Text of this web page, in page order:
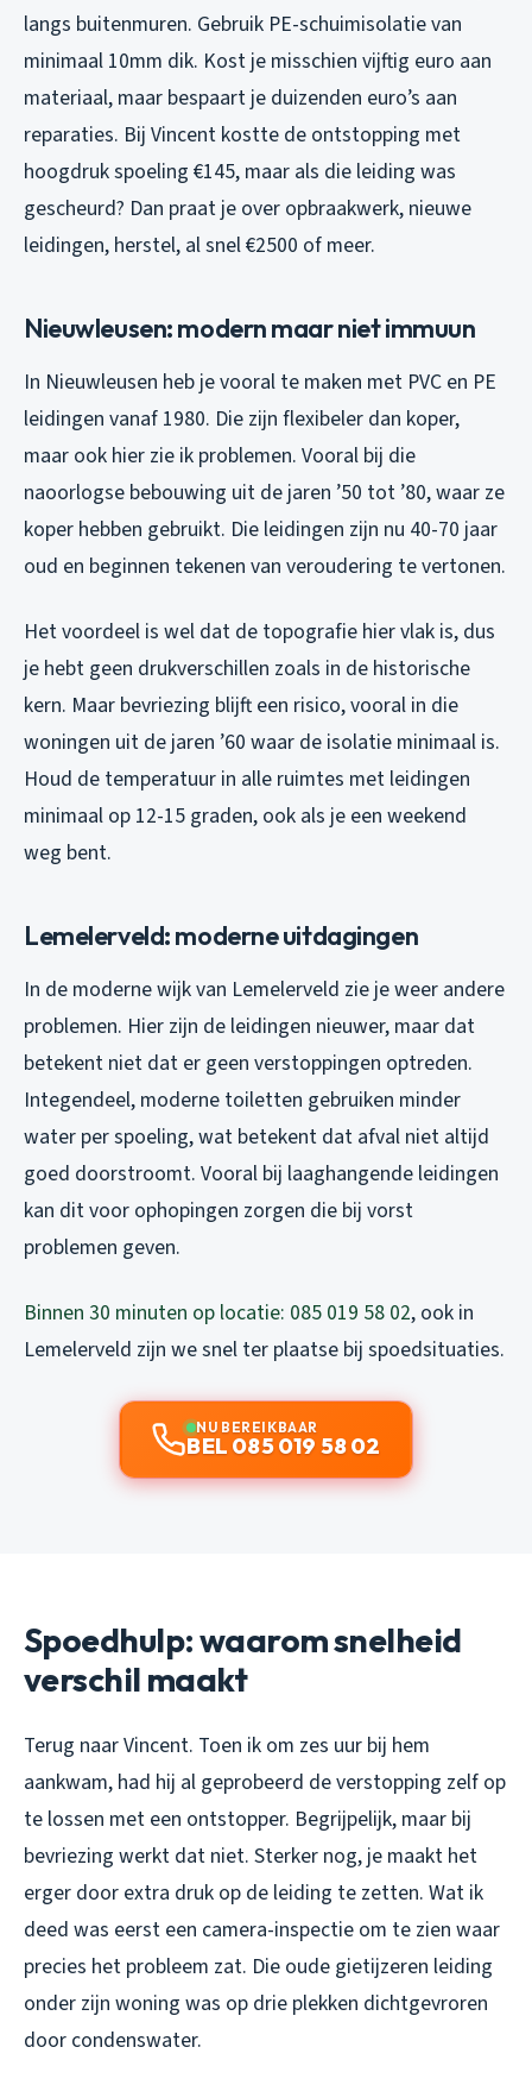
langs buitenmuren. Gebruik PE-schuimisolatie van
minimaal 10mm dik. Kost je misschien vijftig euro aan
materiaal, maar bespaart je duizenden euro’s aan
reparaties. Bij Vincent kostte de ontstopping met
hoogdruk spoeling €145, maar als die leiding was
gescheurd? Dan praat je over opbraakwerk, nieuwe
leidingen, herstel, al snel €2500 of meer.
Nieuwleusen: modern maar niet immuun
In Nieuwleusen heb je vooral te maken met PVC en PE
leidingen vanaf 1980. Die zijn flexibeler dan koper,
maar ook hier zie ik problemen. Vooral bij die
naoorlogse bebouwing uit de jaren ’50 tot ’80, waar ze
koper hebben gebruikt. Die leidingen zijn nu 40-70 jaar
oud en beginnen tekenen van veroudering te vertonen.
Het voordeel is wel dat de topografie hier vlak is, dus
je hebt geen drukverschillen zoals in de historische
kern. Maar bevriezing blijft een risico, vooral in die
woningen uit de jaren ’60 waar de isolatie minimaal is.
Houd de temperatuur in alle ruimtes met leidingen
minimaal op 12-15 graden, ook als je een weekend
weg bent.
Lemelerveld: moderne uitdagingen
In de moderne wijk van Lemelerveld zie je weer andere
problemen. Hier zijn de leidingen nieuwer, maar dat
betekent niet dat er geen verstoppingen optreden.
Integendeel, moderne toiletten gebruiken minder
water per spoeling, wat betekent dat afval niet altijd
goed doorstroomt. Vooral bij laaghangende leidingen
kan dit voor ophopingen zorgen die bij vorst
problemen geven.
Binnen 30 minuten op locatie: 085 019 58 02, ook in
Lemelerveld zijn we snel ter plaatse bij spoedsituaties.
NU BEREIKBAAR
BEL 085 019 58 02
Spoedhulp: waarom snelheid
verschil maakt
Terug naar Vincent. Toen ik om zes uur bij hem
aankwam, had hij al geprobeerd de verstopping zelf op
te lossen met een ontstopper. Begrijpelijk, maar bij
bevriezing werkt dat niet. Sterker nog, je maakt het
erger door extra druk op de leiding te zetten. Wat ik
deed was eerst een camera-inspectie om te zien waar
precies het probleem zat. Die oude gietijzeren leiding
onder zijn woning was op drie plekken dichtgevroren
door condenswater.